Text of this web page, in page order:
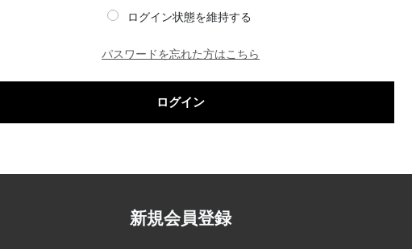
ログイン状態を維持する
パスワードを忘れた方はこちら
ログイン
新規会員登録